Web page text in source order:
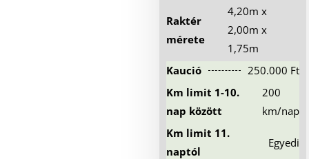
Raktér
mérete
4,20m x
2,00m x
1,75m
Kaució
250.000 Ft
Km limit 1-10.
nap között
200
km/nap
Km limit 11.
naptól
Egyedi